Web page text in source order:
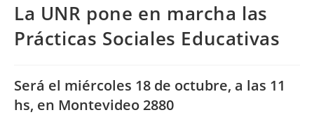
La UNR pone en marcha las
Prácticas Sociales Educativas
Será el miércoles 18 de octubre, a las 11
hs, en Montevideo 2880